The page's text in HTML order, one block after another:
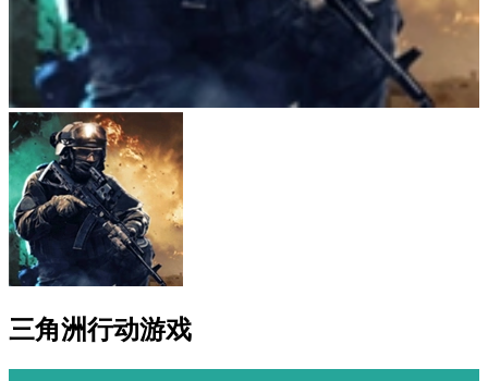
三角洲行动游戏